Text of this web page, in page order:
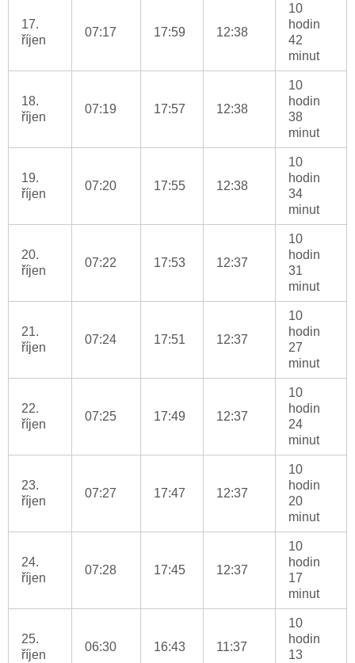
17.
říjen
07:17 17:59 12:38
10
hodin
42
minut
18.
říjen
07:19 17:57 12:38
10
hodin
38
minut
19.
říjen
07:20 17:55 12:38
10
hodin
34
minut
20.
říjen
07:22 17:53 12:37
10
hodin
31
minut
21.
říjen
07:24 17:51 12:37
10
hodin
27
minut
22.
říjen
07:25 17:49 12:37
10
hodin
24
minut
23.
říjen
07:27 17:47 12:37
10
hodin
20
minut
24.
říjen
07:28 17:45 12:37
10
hodin
17
minut
25.
říjen
06:30 16:43 11:37
10
hodin
13